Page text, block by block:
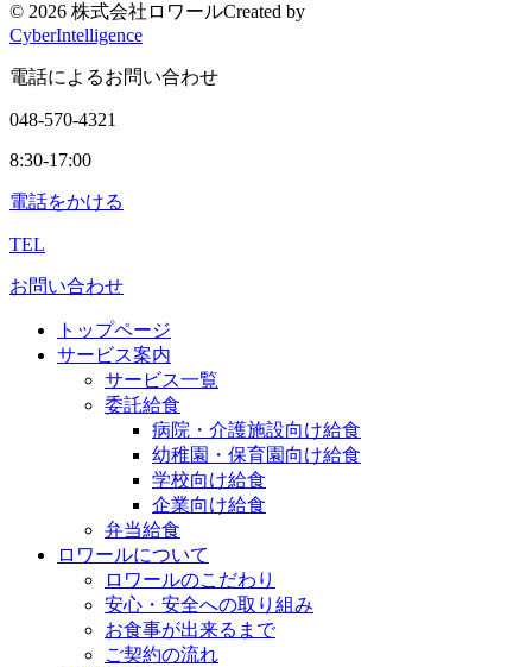
© 2026 株式会社ロワールCreated by
CyberIntelligence
電話によるお問い合わせ
048-570-4321
8:30-17:00
電話をかける
TEL
お問い合わせ
トップページ
サービス案内
サービス一覧
委託給食
病院・介護施設向け給食
幼稚園・保育園向け給食
学校向け給食
企業向け給食
弁当給食
ロワールについて
ロワールのこだわり
安心・安全への取り組み
お食事が出来るまで
ご契約の流れ